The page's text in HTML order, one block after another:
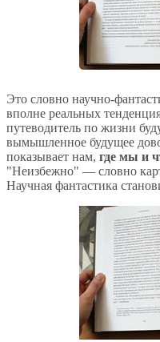
Это словно научно-
вполне реальных
путеводитель по жизни
вымышленное будущее
показывает нам, где мы и
"Неизбежно" — словно
Научная фантастика